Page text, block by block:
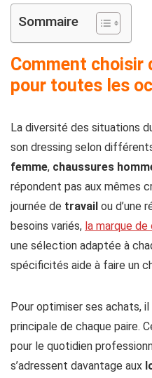
Sommaire
Comment choisir
pour toutes les
La diversité des situations
son dressing selon
femme, chaussures
répondent pas aux mêmes
journée de travail ou d’une
besoins variés, la marque
une sélection adaptée à
spécificités aide à faire un
Pour optimiser ses achats,
principale de chaque paire.
pour le quotidien
s’adressent davantage aux